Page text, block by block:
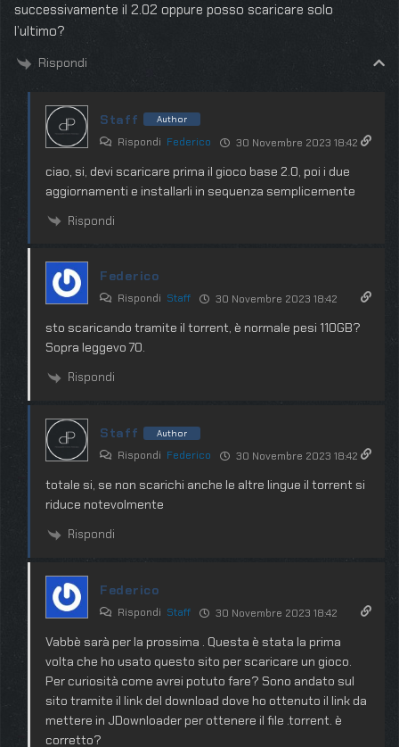
successivamente il 2.02 oppure posso scaricare solo
l’ultimo?
Rispondi
Staff Author
Rispondi Federico 30 Novembre 2023 18:42
ciao, si, devi scaricare prima il gioco base 2.0, poi i due
aggiornamenti e installarli in sequenza semplicemente
Rispondi
Federico
Rispondi Staff 30 Novembre 2023 18:42
sto scaricando tramite il torrent, è normale pesi 110GB?
Sopra leggevo 70.
Rispondi
Staff Author
Rispondi Federico 30 Novembre 2023 18:42
totale si, se non scarichi anche le altre lingue il torrent si
riduce notevolmente
Rispondi
Federico
Rispondi Staff 30 Novembre 2023 18:42
Vabbè sarà per la prossima . Questa è stata la prima
volta che ho usato questo sito per scaricare un gioco.
Per curiosità come avrei potuto fare? Sono andato sul
sito tramite il link del download dove ho ottenuto il link da
mettere in JDownloader per ottenere il file .torrent. è
corretto?